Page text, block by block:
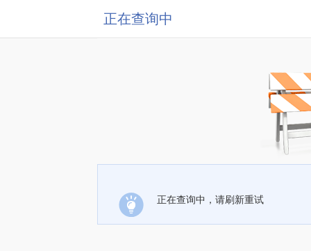
正在查询中
正在查询中，请刷新重试